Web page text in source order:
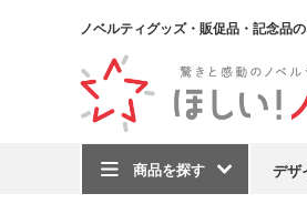
ノベルティグッズ・販促品・記念品
商品を探す デザ